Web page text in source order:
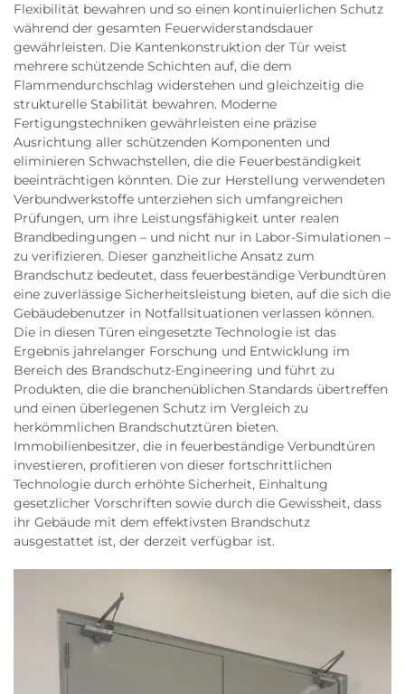
Flexibilität bewahren und so einen kontinuierlichen Schutz
während der gesamten Feuerwiderstandsdauer
gewährleisten. Die Kantenkonstruktion der Tür weist
mehrere schützende Schichten auf, die dem
Flammendurchschlag widerstehen und gleichzeitig die
strukturelle Stabilität bewahren. Moderne
Fertigungstechniken gewährleisten eine präzise
Ausrichtung aller schützenden Komponenten und
eliminieren Schwachstellen, die die Feuerbeständigkeit
beeinträchtigen könnten. Die zur Herstellung verwendeten
Verbundwerkstoffe unterziehen sich umfangreichen
Prüfungen, um ihre Leistungsfähigkeit unter realen
Brandbedingungen – und nicht nur in Labor-Simulationen –
zu verifizieren. Dieser ganzheitliche Ansatz zum
Brandschutz bedeutet, dass feuerbeständige Verbundtüren
eine zuverlässige Sicherheitsleistung bieten, auf die sich die
Gebäudebenutzer in Notfallsituationen verlassen können.
Die in diesen Türen eingesetzte Technologie ist das
Ergebnis jahrelanger Forschung und Entwicklung im
Bereich des Brandschutz-Engineering und führt zu
Produkten, die die branchenüblichen Standards übertreffen
und einen überlegenen Schutz im Vergleich zu
herkömmlichen Brandschutztüren bieten.
Immobilienbesitzer, die in feuerbeständige Verbundtüren
investieren, profitieren von dieser fortschrittlichen
Technologie durch erhöhte Sicherheit, Einhaltung
gesetzlicher Vorschriften sowie durch die Gewissheit, dass
ihr Gebäude mit dem effektivsten Brandschutz
ausgestattet ist, der derzeit verfügbar ist.